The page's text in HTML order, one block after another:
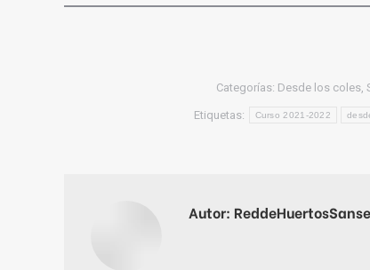
Categorías: Desde los coles,
Etiquetas: Curso 2021-2022
Autor: ReddeHuertosSanse